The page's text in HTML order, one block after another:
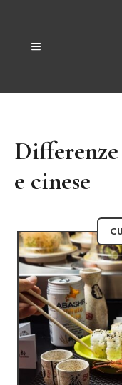
contenutoMENU
e cinese